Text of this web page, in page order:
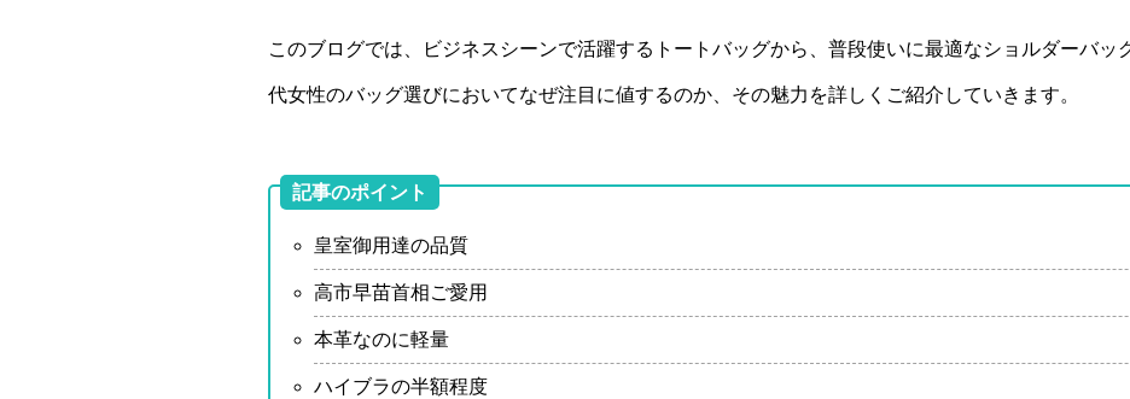
このブログでは、ビジネスシーンで活躍するトートバッグから、普段使いに最適なショルダーバッ
代女性のバッグ選びにおいてなぜ注目に値するのか、その魅力を詳しくご紹介していきます。
記事のポイント
皇室御用達の品質
高市早苗首相ご愛用
本革なのに軽量
ハイブラの半額程度